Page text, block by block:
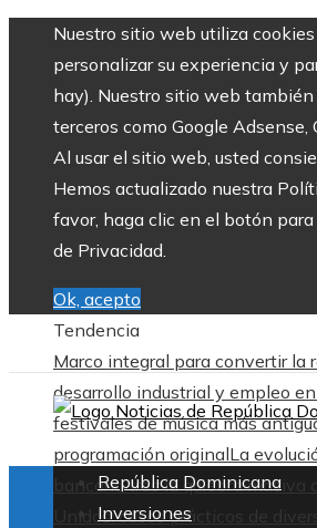
Nuestro sitio web utiliza
personalizar su experiencia y
hay). Nuestro sitio web
terceros como Google Adsense,
Al usar el sitio web, usted
Hemos actualizado nuestra
favor, haga clic en el botón
de Privacidad.
Ok, acepto
Tendencia
Marco integral para convertir la
desarrollo industrial y empleo
festivales de música más
programación originalLa
bancaria tras la quiebra masiva
Unidos: casos prácticos de
República Dominicana
Inversiones